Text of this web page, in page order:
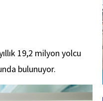
19,2 milyon yolcu
bulunuyor.